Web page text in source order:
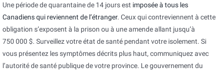
Une période de quarantaine de 14 jours est imposée à tous les
Canadiens qui reviennent de l’étranger. Ceux qui contreviennent à cette
obligation s’exposent à la prison ou à une amende allant jusqu’à
750 000 $. Surveillez votre état de santé pendant votre isolement. Si
vous présentez les symptômes décrits plus haut, communiquez avec
l’autorité de santé publique de votre province. Le gouvernement du